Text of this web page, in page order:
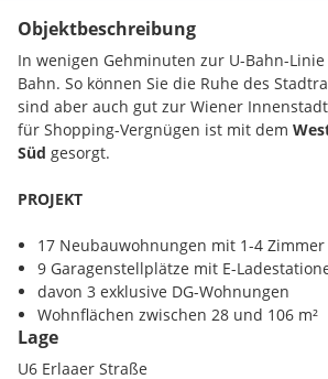
Objektbeschreibung
In wenigen Gehminuten zur U-Bahn-
Bahn. So können Sie die Ruhe des
sind aber auch gut zur Wiener
für Shopping-Vergnügen ist mit dem
Süd gesorgt.
PROJEKT
17 Neubauwohnungen mit 1-4 Zimmer
9 Garagenstellplätze mit E-
davon 3 exklusive DG-Wohnungen
Wohnflächen zwischen 28 und 106 m²
Fast alle Wohnungen mit mindestens
HIGHLIGHTS
Lage
U6 Erlaaer Straße